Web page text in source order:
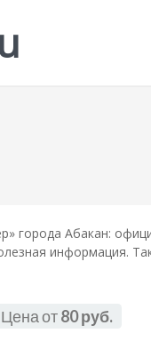
города Абакан:
информация.
Цена от80 руб.